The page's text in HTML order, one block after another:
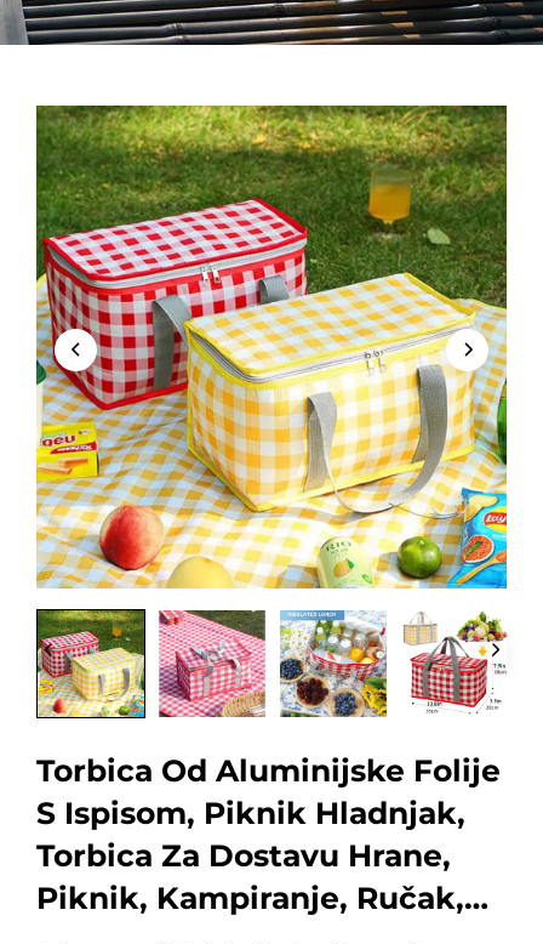
Torbica Od Aluminijske Folije
S Ispisom, Piknik Hladnjak,
Torbica Za Dostavu Hrane,
Piknik, Kampiranje, Ručak,